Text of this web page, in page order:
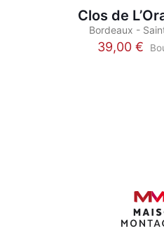
Clos de
Bordeaux -
39,00 €
la